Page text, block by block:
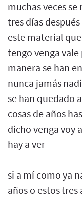
muchas veces
tres días
este material
tengo venga
manera se han
nunca jamás
se han quedado
cosas de años
dicho venga voy
hay a ver
si a mí como ya
años o estos